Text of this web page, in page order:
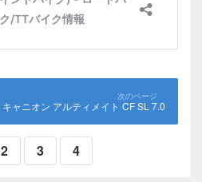
キャニオン アルティメイト CF SL 7.0
2 3 4